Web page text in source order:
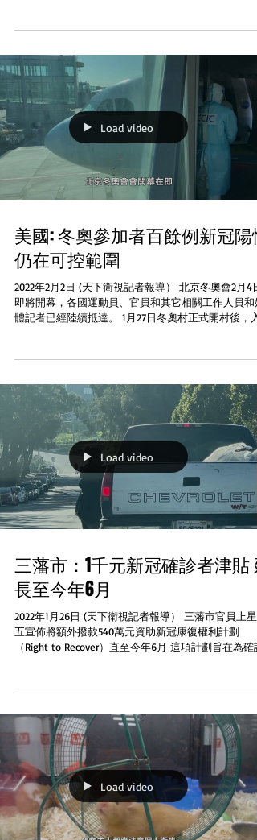
已...
Load video
美國: 冬奧參加者百餘例新冠陽性
仍在可控範圍
2022年2月2日 (天下衛視記者報導） 北京冬奧會2月4日
即將開幕，各國運動員、官員和其它相關工作人員和
體記者已經陸續抵達。 1月27日冬奧村正式開村後，
會失去參賽資...
Load video
三藩市：1千元新冠確診者津貼
長至今年6月
2022年1月26日 (天下衛視記者報導） 三藩市官員上星
五宣佈將額外撥款540萬元資助新冠康復權利計劃
（Right to Recover）直至今年6月 這項計劃旨在為確診
Load video